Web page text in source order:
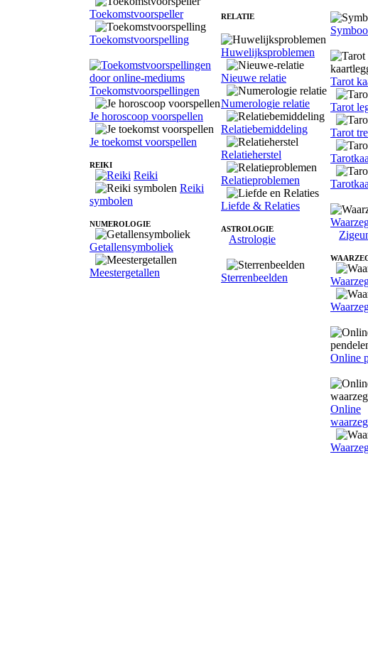
Toekomstvoorspeller
Toekomstvoorspelling
Toekomstvoorspellingen
Je horoscoop voorspellen
Je toekomst voorspellen
REIKI
Reiki
Reiki
symbolen
NUMEROLOGIE
Getallensymboliek
Meestergetallen
RELATIE
Huwelijksproblemen
Nieuwe relatie
Numerologie relatie
Relatiebemiddeling
Relatieherstel
Relatieproblemen
Liefde & Relaties
ASTROLOGIE
Astrologie
Sterrenbeelden
Tarot
Tarot
Tarot
Online
Online